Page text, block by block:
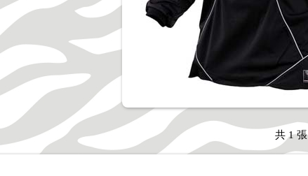
共 1 張